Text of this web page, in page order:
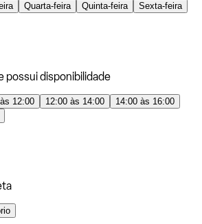
Quarta-feira Quinta-feira
Sexta-feira
possui disponibilidade
12:00 12:00 às 14:00
14:00 às 16:00